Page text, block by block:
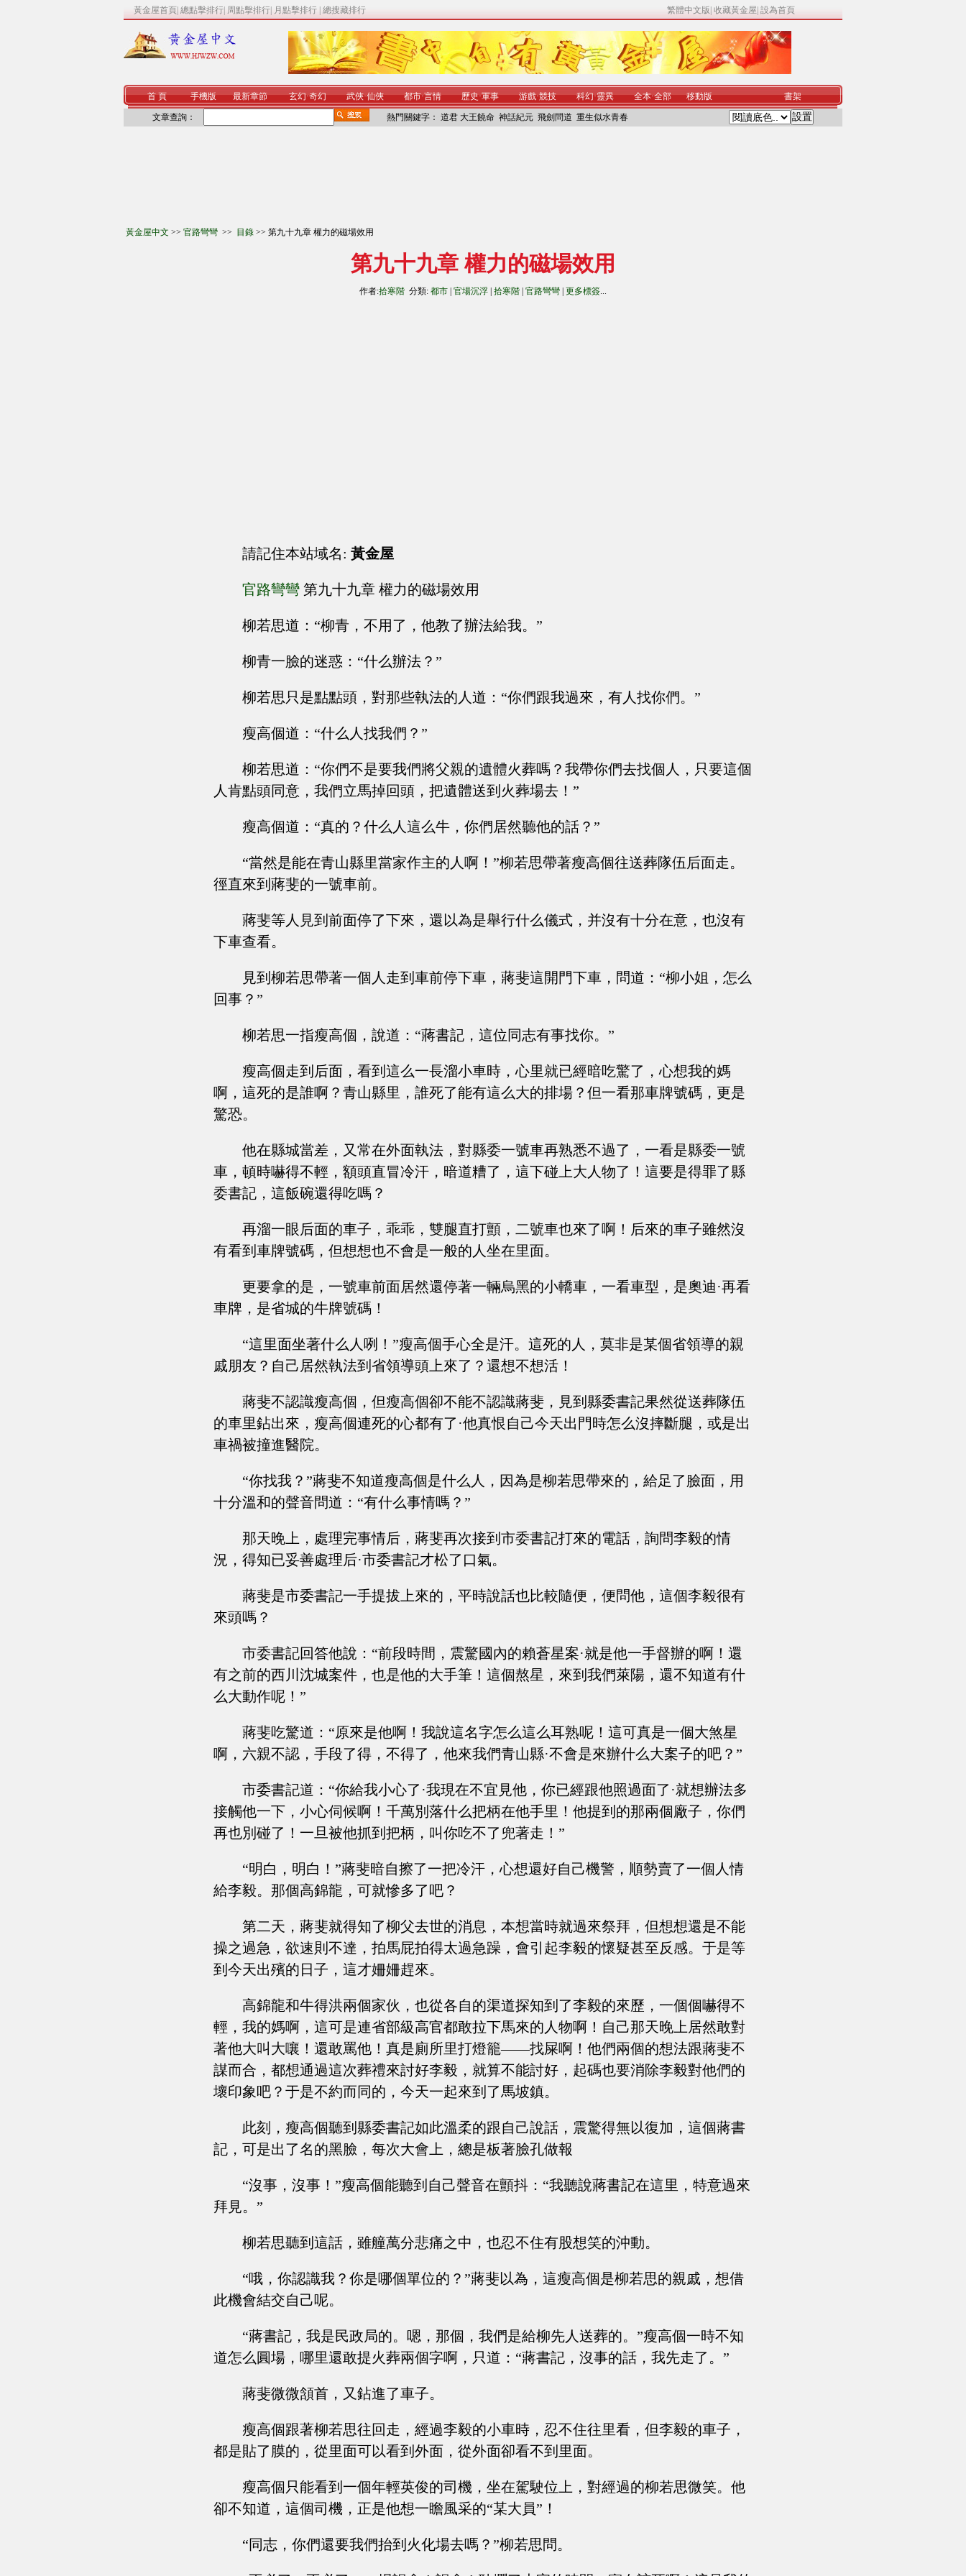
黃金屋首頁 總點擊排行 周點擊排行 月點擊排行 總搜藏排行 繁體中文版 收藏黃金屋 設為首頁
首 頁 手機版 最新章節 玄幻·奇幻 武俠·仙俠 都市·言情 歷史·軍事 游戲·競技 科幻·靈異 全本·全部 移動版 書架
文章查詢： 熱門關鍵字： 道君 大王饒命 神話紀元 飛劍問道 重生似水青春
黃金屋中文 >> 官路彎彎 >> 目錄 >> 第九十九章 權力的磁場效用
第九十九章 權力的磁場效用
作者:拾寒階 分類: 都市 官場沉浮 拾寒階 官路彎彎 更多標簽...
請記住本站域名: 黃金屋
官路彎彎 第九十九章 權力的磁場效用
柳若思道：“柳青，不用了，他教了辦法給我。”
柳青一臉的迷惑：“什么辦法？”
柳若思只是點點頭，對那些執法的人道：“你們跟我過來，有人找你們。”
瘦高個道：“什么人找我們？”
柳若思道：“你們不是要我們將父親的遺體火葬嗎？我帶你們去找個人，只要這個
人肯點頭同意，我們立馬掉回頭，把遺體送到火葬場去！”
瘦高個道：“真的？什么人這么牛，你們居然聽他的話？”
“當然是能在青山縣里當家作主的人啊！”柳若思帶著瘦高個往送葬隊伍后面走。
徑直來到蔣斐的一號車前。
蔣斐等人見到前面停了下來，還以為是舉行什么儀式，并沒有十分在意，也沒有
下車查看。
見到柳若思帶著一個人走到車前停下車，蔣斐這開門下車，問道：“柳小姐，怎么
回事？”
柳若思一指瘦高個，說道：“蔣書記，這位同志有事找你。”
瘦高個走到后面，看到這么一長溜小車時，心里就已經暗吃驚了，心想我的媽
啊，這死的是誰啊？青山縣里，誰死了能有這么大的排場？但一看那車牌號碼，更是
驚恐。
他在縣城當差，又常在外面執法，對縣委一號車再熟悉不過了，一看是縣委一號
車，頓時嚇得不輕，額頭直冒冷汗，暗道糟了，這下碰上大人物了！這要是得罪了縣
委書記，這飯碗還得吃嗎？
再溜一眼后面的車子，乖乖，雙腿直打顫，二號車也來了啊！后來的車子雖然沒
有看到車牌號碼，但想想也不會是一般的人坐在里面。
更要拿的是，一號車前面居然還停著一輛烏黑的小轎車，一看車型，是奧迪·再看
車牌，是省城的牛牌號碼！
“這里面坐著什么人咧！”瘦高個手心全是汗。這死的人，莫非是某個省領導的親
戚朋友？自己居然執法到省領導頭上來了？還想不想活！
蔣斐不認識瘦高個，但瘦高個卻不能不認識蔣斐，見到縣委書記果然從送葬隊伍
的車里鉆出來，瘦高個連死的心都有了·他真恨自己今天出門時怎么沒摔斷腿，或是出
車禍被撞進醫院。
“你找我？”蔣斐不知道瘦高個是什么人，因為是柳若思帶來的，給足了臉面，用
十分溫和的聲音問道：“有什么事情嗎？”
那天晚上，處理完事情后，蔣斐再次接到市委書記打來的電話，詢問李毅的情
況，得知已妥善處理后·市委書記才松了口氣。
蔣斐是市委書記一手提拔上來的，平時說話也比較隨便，便問他，這個李毅很有
來頭嗎？
市委書記回答他說：“前段時間，震驚國內的賴蒼星案·就是他一手督辦的啊！還
有之前的西川沈城案件，也是他的大手筆！這個熬星，來到我們萊陽，還不知道有什
么大動作呢！”
蔣斐吃驚道：“原來是他啊！我說這名字怎么這么耳熟呢！這可真是一個大煞星
啊，六親不認，手段了得，不得了，他來我們青山縣·不會是來辦什么大案子的吧？”
市委書記道：“你給我小心了·我現在不宜見他，你已經跟他照過面了·就想辦法多
接觸他一下，小心伺候啊！千萬別落什么把柄在他手里！他提到的那兩個廠子，你們
再也別碰了！一旦被他抓到把柄，叫你吃不了兜著走！”
“明白，明白！”蔣斐暗自擦了一把冷汗，心想還好自己機警，順勢賣了一個人情
給李毅。那個高錦龍，可就慘多了吧？
第二天，蔣斐就得知了柳父去世的消息，本想當時就過來祭拜，但想想還是不能
操之過急，欲速則不達，拍馬屁拍得太過急躁，會引起李毅的懷疑甚至反感。于是等
到今天出殯的日子，這才姍姍趕來。
高錦龍和牛得洪兩個家伙，也從各自的渠道探知到了李毅的來歷，一個個嚇得不
輕，我的媽啊，這可是連省部級高官都敢拉下馬來的人物啊！自己那天晚上居然敢對
著他大叫大嚷！還敢罵他！真是廁所里打燈籠——找屎啊！他們兩個的想法跟蔣斐不
謀而合，都想通過這次葬禮來討好李毅，就算不能討好，起碼也要消除李毅對他們的
壞印象吧？于是不約而同的，今天一起來到了馬坡鎮。
此刻，瘦高個聽到縣委書記如此溫柔的跟自己說話，震驚得無以復加，這個蔣書
記，可是出了名的黑臉，每次大會上，總是板著臉孔做報
“沒事，沒事！”瘦高個能聽到自己聲音在顫抖：“我聽說蔣書記在這里，特意過來
拜見。”
柳若思聽到這話，雖艟萬分悲痛之中，也忍不住有股想笑的沖動。
“哦，你認識我？你是哪個單位的？”蔣斐以為，這瘦高個是柳若思的親戚，想借
此機會結交自己呢。
“蔣書記，我是民政局的。嗯，那個，我們是給柳先人送葬的。”瘦高個一時不知
道怎么圓場，哪里還敢提火葬兩個字啊，只道：“蔣書記，沒事的話，我先走了。”
蔣斐微微頷首，又鉆進了車子。
瘦高個跟著柳若思往回走，經過李毅的小車時，忍不住往里看，但李毅的車子，
都是貼了膜的，從里面可以看到外面，從外面卻看不到里面。
瘦高個只能看到一個年輕英俊的司機，坐在駕駛位上，對經過的柳若思微笑。他
卻不知道，這個司機，正是他想一瞻風采的“某大員”！
“同志，你們還要我們抬到火化場去嗎？”柳若思問。